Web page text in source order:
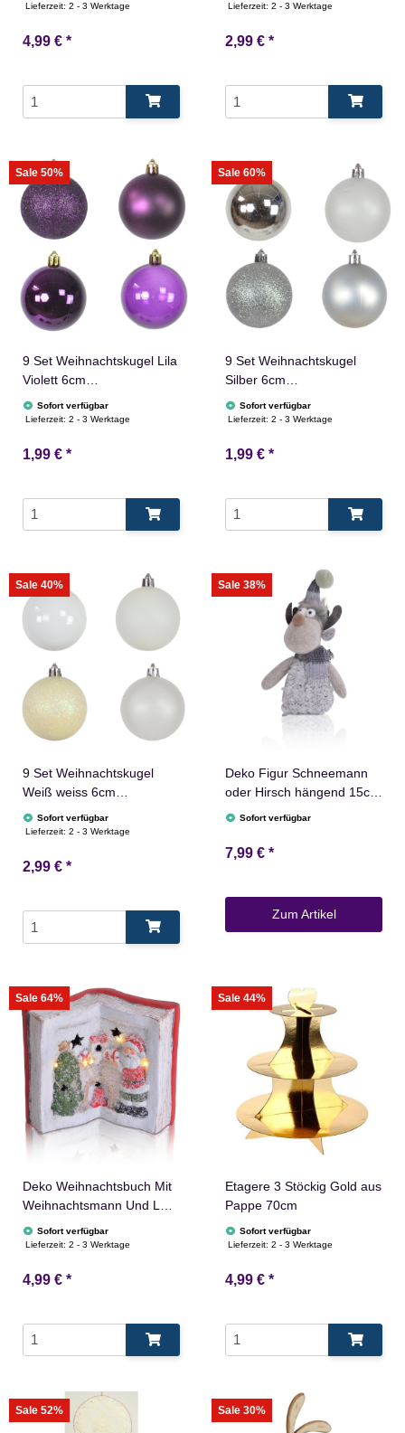
Glänzend
Lieferzeit:2 - 3 Werktage
4,99 € *
Lieferzeit:2 - 3 Werktage
2,99 € *
Sale 50%
9 Set Weihnachtskugel Lila
Violett 6cm
Christbaumschmuck
Glänzend
Sofort verfügbar
Lieferzeit:2 - 3 Werktage
1,99 € *
Sale 60%
9 Set Weihnachtskugel
Silber 6cm
Christbaumschmuck
Glänzend Glitze
Sofort verfügbar
Lieferzeit:2 - 3 Werktage
1,99 € *
Sale 40%
9 Set Weihnachtskugel
Weiß weiss 6cm
Christbaumschmuck
Glänzend
Sofort verfügbar
Lieferzeit:2 - 3 Werktage
2,99 € *
Sale 38%
Deko Figur Schneemann
oder Hirsch hängend 15cm
Schneemannfigur
Sofort verfügbar
7,99 € *
Zum Artikel
Sale 64%
Deko Weihnachtsbuch Mit
Weihnachtsmann Und LED
Lichterdraht Aus Stein
Weihnachtsdeko Tischdeko
Sofort verfügbar
Lieferzeit:2 - 3 Werktage
4,99 € *
Sale 44%
Etagere 3 Stöckig Gold aus
Pappe 70cm
Sofort verfügbar
Lieferzeit:2 - 3 Werktage
4,99 € *
Sale 52% Sale 30%